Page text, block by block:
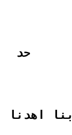
حد
اهدنا